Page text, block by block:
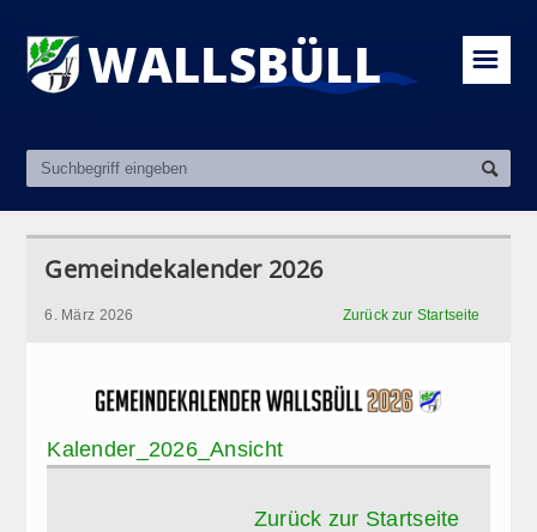
☰
Gemeindekalender 2026
Zurück zur Startseite
6. März 2026
Kalender_2026_Ansicht
Zurück zur Startseite